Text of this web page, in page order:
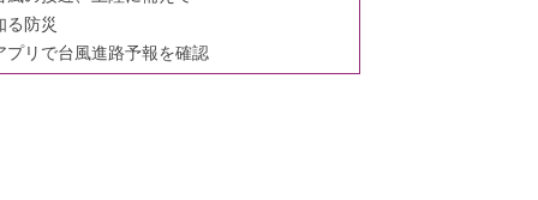
る防災
プリで台風進路予報を確認